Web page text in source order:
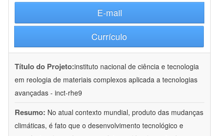
E-mail
Currículo
Título do Projeto:instituto nacional de ciência e tecnologia
em reologia de materiais complexos aplicada a tecnologias
avançadas - inct-rhe9
Resumo: No atual contexto mundial, produto das mudanças
climáticas, é fato que o desenvolvimento tecnológico e